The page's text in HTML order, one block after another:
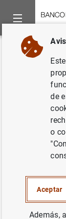
Inicio Noticias y
Volver
de
o
Aceptar
Además,